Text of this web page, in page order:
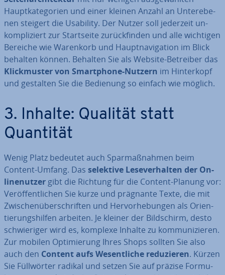
Haupt­ka­te­go­rien und einer kleinen Anzahl an Un­ter­ebe­
nen steigert die Usability. Der Nutzer soll jederzeit un­
kom­pli­ziert zur Start­sei­te zu­rück­fin­den und alle wichtigen
Bereiche wie Warenkorb und Haupt­na­vi­ga­ti­on im Blick
behalten können. Behalten Sie als Website-Betreiber das
Klick­mus­ter von Smart­phone-Nutzern im Hin­ter­kopf
und gestalten Sie die Bedienung so einfach wie möglich.
3. Inhalte: Qualität statt
Quantität
Wenig Platz bedeutet auch Spar­maß­nah­men beim
Content-Umfang. Das selektive Le­se­ver­hal­ten der On­
linen­ut­zer gibt die Richtung für die Content-Planung vor:
Ver­öf­fent­li­chen Sie kurze und prägnante Texte, die mit
Zwi­schen­über­schrif­ten und Her­vor­he­bun­gen als Ori­en­
tie­rungs­hil­fen arbeiten. Je kleiner der Bild­schirm, desto
schwie­ri­ger wird es, komplexe Inhalte zu kom­mu­ni­zie­ren.
Zur mobilen Op­ti­mie­rung Ihres Shops sollten Sie also
auch den Content aufs We­sent­li­che re­du­zie­ren. Kürzen
Sie Füll­wör­ter radikal und setzen Sie auf präzise For­mu­